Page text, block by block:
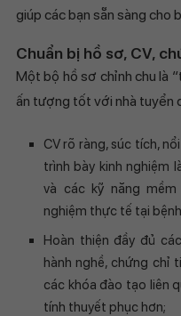
giúp các bạn sẵn sàng cho
Chuẩn bị hồ sơ, CV,
Một bộ hồ sơ chỉnh chu là
ấn tượng tốt với nhà tuyển
CV rõ ràng, súc tích,
trình bày kinh nghiệm
và các kỹ năng
nghiệm thực tế tại
Hoàn thiện đầy đủ
hành nghề, chứng chỉ
các khóa đào tạo liên
tính thuyết phục hơn;